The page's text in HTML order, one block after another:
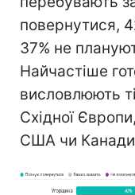
повернутися,
37% не
Найчастіше
висловлюють
Східної
США чи